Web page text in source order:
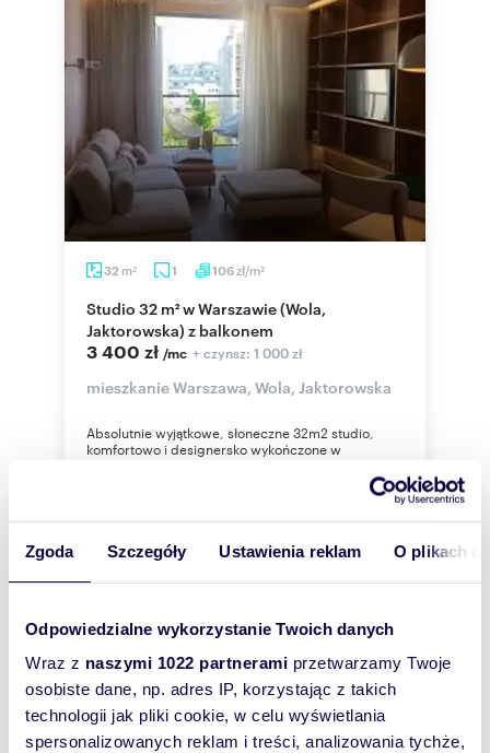
Zgoda Szczegóły Ustawienia reklam O plikach
Odpowiedzialne wykorzystanie Twoich danych
Wraz z naszymi 1022 partnerami przetwarzamy Twoje
osobiste dane, np. adres IP, korzystając z takich
technologii jak pliki cookie, w celu wyświetlania
spersonalizowanych reklam i treści, analizowania tychże,
32 m2 1 106zł/m2
Studio 32 m² w Warszawie (Wola,
Jaktorowska) z balkonem
3 400 zł /mc + czynsz: 1 000 zł
mieszkanie Warszawa, Wola, Jaktorowska
Absolutnie wyjątkowe, słoneczne 32m2 studio,
komfortowo i designersko wykończone w
WYRÓŻNIONE